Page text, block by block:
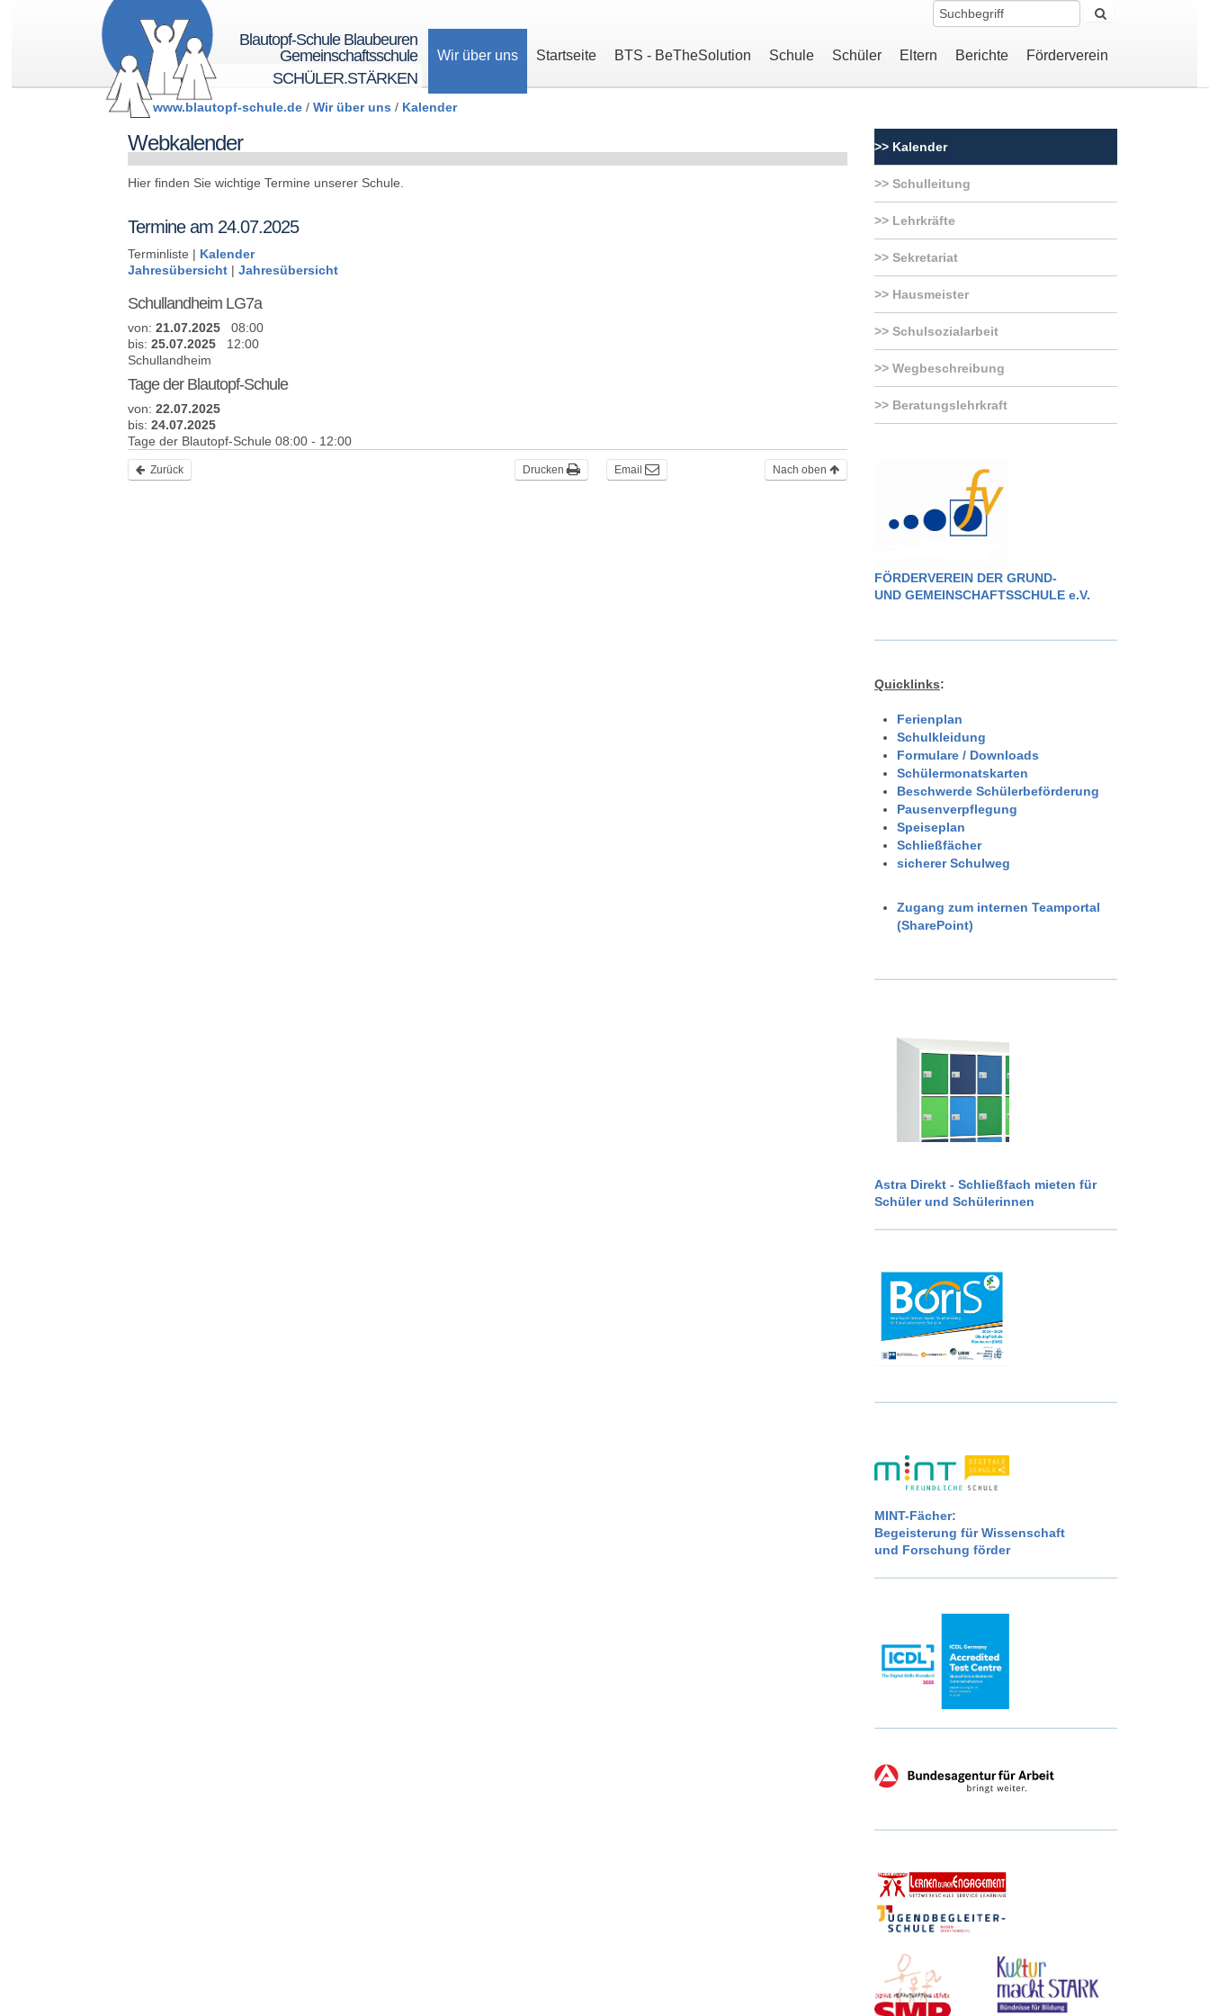
Blautopf-Schule Blaubeuren
Gemeinschaftsschule
SCHÜLER.STÄRKEN
Wir über uns Startseite BTS - BeTheSolution Schule Schüler Eltern Berichte Förderverein
www.blautopf-schule.de / Wir über uns / Kalender
Webkalender
Hier finden Sie wichtige Termine unserer Schule.
Termine am 24.07.2025
Terminliste | Kalender
Jahresübersicht | Jahresübersicht
Schullandheim LG7a
von: 21.07.202508:00
bis: 25.07.202512:00
Schullandheim
Tage der Blautopf-Schule
von: 22.07.2025
bis: 24.07.2025
Tage der Blautopf-Schule 08:00 - 12:00
Zurück Nach oben
Email
Drucken
Kalender
Schulleitung
Lehrkräfte
Sekretariat
Hausmeister
Schulsozialarbeit
Wegbeschreibung
Beratungslehrkraft
FÖRDERVEREIN DER GRUND-
UND GEMEINSCHAFTSSCHULE e.V.
Quicklinks:
Ferienplan
Schulkleidung
Formulare / Downloads
Schülermonatskarten
Beschwerde Schülerbeförderung
Pausenverpflegung
Speiseplan
Schließfächer
sicherer Schulweg
Zugang zum internen Teamportal
(SharePoint)
Astra Direkt - Schließfach mieten für
Schüler und Schülerinnen
MINT-Fächer:
Begeisterung für Wissenschaft
und Forschung förder